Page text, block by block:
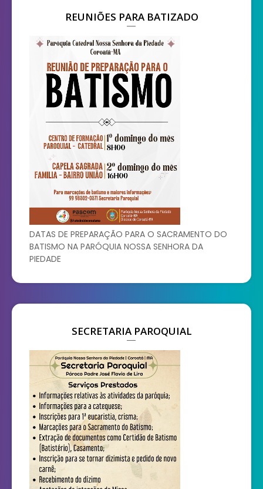
REUNIÕES PARA BATIZADO
DATAS DE PREPARAÇÃO PARA O SACRAMENTO DO
BATISMO NA PARÓQUIA NOSSA SENHORA DA
PIEDADE
SECRETARIA PAROQUIAL